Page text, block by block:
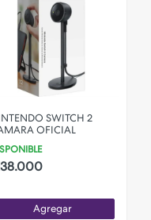
SWITCH 2
OFICIAL
Agregar